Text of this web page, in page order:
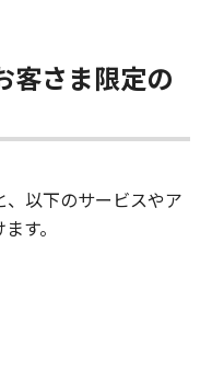
客さま限定の
、以下のサービスやア
す。